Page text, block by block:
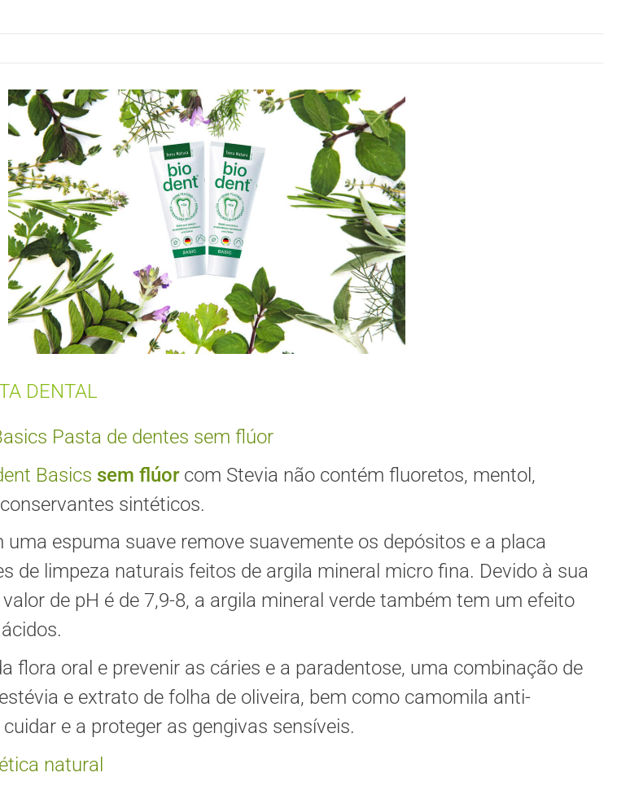
DENTAL
Pasta de dentes sem flúor
Basics sem flúorcom Stevia não contém fluoretos, mentol,
sintéticos.
uma espuma suave remove suavemente os depósitos e a placa
de limpeza naturais feitos de argila mineral micro fina. Devido à sua
de pH é de 7,9-8, a argila mineral verde também tem um efeito
flora oral e prevenir as cáries e a paradentose, uma combinação de
e extrato de folha de oliveira, bem como camomila anti-
e a proteger as gengivas sensíveis.
natural